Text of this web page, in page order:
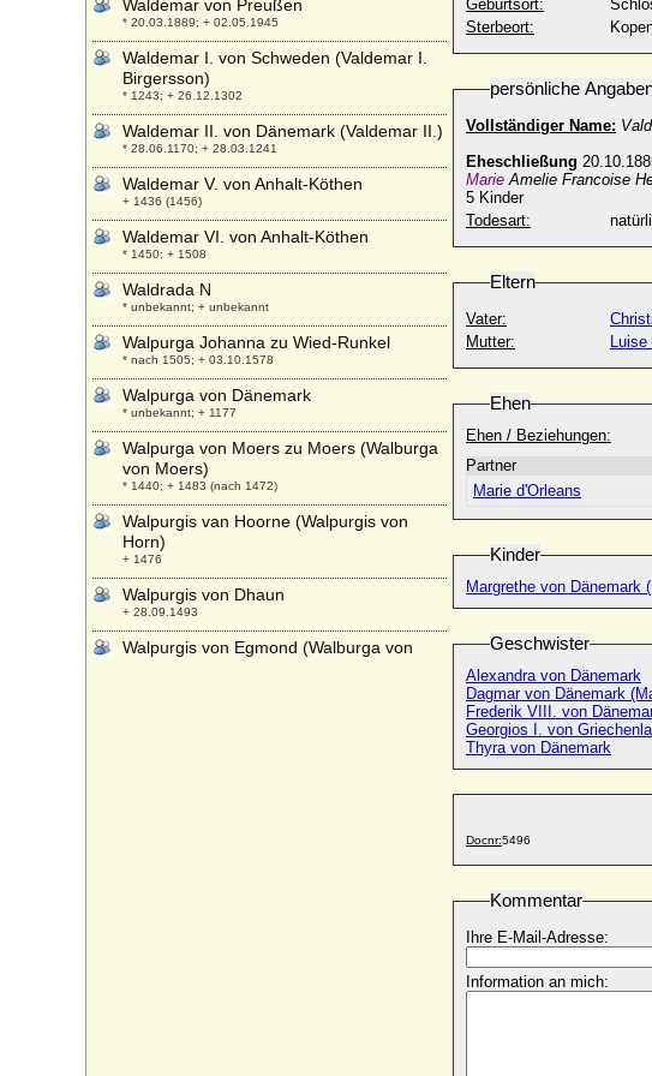
Geburtsort:
Sterbeort:
persönliche
Vollständiger Name:
Eheschließung
MarieAmelie Francoise
5 Kinder
Todesart:
Eltern
Vater:
Mutter:
Ehen
Ehen / Beziehungen:
Partner
Marie d'Orleans
Kinder
Margrethe von Dänemark
Geschwister
Alexandra von Dänemark
Dagmar von Dänemark
Frederik VIII. von
Georgios I. von
Thyra von Dänemark
Docnr:5496
Kommentar
Ihre E-Mail-Adresse:
Information an mich:
Waldemar von Preußen
* 20.03.1889; + 02.05.1945
Waldemar I. von Schweden (Valdemar I.
Birgersson)
* 1243; + 26.12.1302
Waldemar II. von Dänemark (Valdemar II.)
* 28.06.1170; + 28.03.1241
Waldemar V. von Anhalt-Köthen
+ 1436 (1456)
Waldemar VI. von Anhalt-Köthen
* 1450; + 1508
Waldrada N
* unbekannt; + unbekannt
Walpurga Johanna zu Wied-Runkel
* nach 1505; + 03.10.1578
Walpurga von Dänemark
* unbekannt; + 1177
Walpurga von Moers zu Moers (Walburga
von Moers)
* 1440; + 1483 (nach 1472)
Walpurgis van Hoorne (Walpurgis von
Horn)
+ 1476
Walpurgis von Dhaun
+ 28.09.1493
Walpurgis von Egmond (Walburga von